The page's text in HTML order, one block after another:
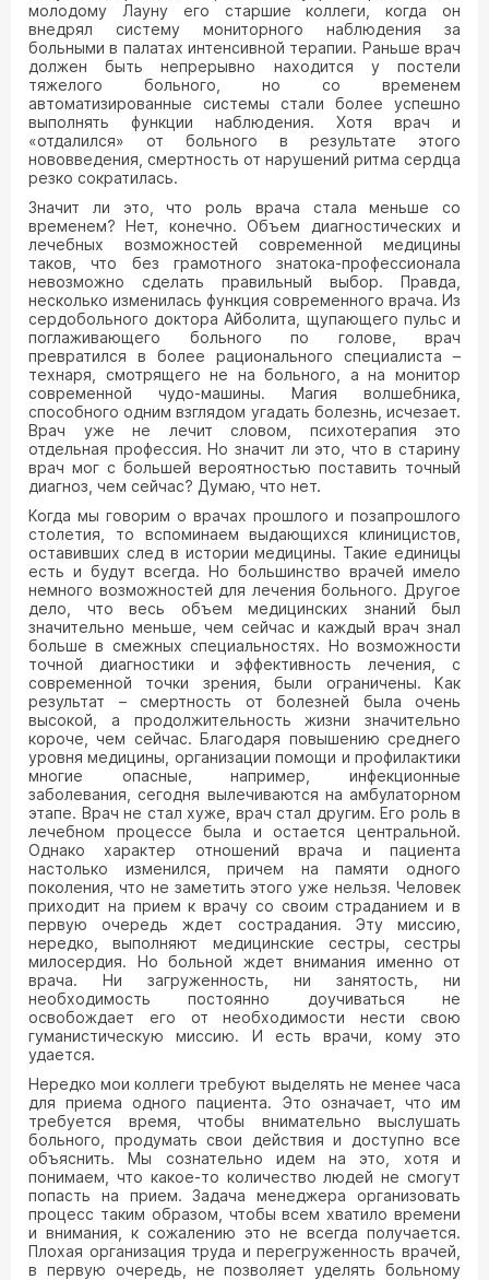
молодому Лауну его старшие коллеги, когда он
внедрял систему мониторного наблюдения за
больными в палатах интенсивной терапии. Раньше врач
должен быть непрерывно находится у постели
тяжелого больного, но со временем
автоматизированные системы стали более успешно
выполнять функции наблюдения. Хотя врач и
«отдалился» от больного в результате этого
нововведения, смертность от нарушений ритма сердца
резко сократилась.
Значит ли это, что роль врача стала меньше со
временем? Нет, конечно. Объем диагностических и
лечебных возможностей современной медицины
таков, что без грамотного знатока-профессионала
невозможно сделать правильный выбор. Правда,
несколько изменилась функция современного врача. Из
сердобольного доктора Айболита, щупающего пульс и
поглаживающего больного по голове, врач
превратился в более рационального специалиста –
технаря, смотрящего не на больного, а на монитор
современной чудо-машины. Магия волшебника,
способного одним взглядом угадать болезнь, исчезает.
Врач уже не лечит словом, психотерапия это
отдельная профессия. Но значит ли это, что в старину
врач мог с большей вероятностью поставить точный
диагноз, чем сейчас? Думаю, что нет.
Когда мы говорим о врачах прошлого и позапрошлого
столетия, то вспоминаем выдающихся клиницистов,
оставивших след в истории медицины. Такие единицы
есть и будут всегда. Но большинство врачей имело
немного возможностей для лечения больного. Другое
дело, что весь объем медицинских знаний был
значительно меньше, чем сейчас и каждый врач знал
больше в смежных специальностях. Но возможности
точной диагностики и эффективность лечения, с
современной точки зрения, были ограничены. Как
результат – смертность от болезней была очень
высокой, а продолжительность жизни значительно
короче, чем сейчас. Благодаря повышению среднего
уровня медицины, организации помощи и профилактики
многие опасные, например, инфекционные
заболевания, сегодня вылечиваются на амбулаторном
этапе. Врач не стал хуже, врач стал другим. Его роль в
лечебном процессе была и остается центральной.
Однако характер отношений врача и пациента
настолько изменился, причем на памяти одного
поколения, что не заметить этого уже нельзя. Человек
приходит на прием к врачу со своим страданием и в
первую очередь ждет сострадания. Эту миссию,
нередко, выполняют медицинские сестры, сестры
милосердия. Но больной ждет внимания именно от
врача. Ни загруженность, ни занятость, ни
необходимость постоянно доучиваться не
освобождает его от необходимости нести свою
гуманистическую миссию. И есть врачи, кому это
удается.
Нередко мои коллеги требуют выделять не менее часа
для приема одного пациента. Это означает, что им
требуется время, чтобы внимательно выслушать
больного, продумать свои действия и доступно все
объяснить. Мы сознательно идем на это, хотя и
понимаем, что какое-то количество людей не смогут
попасть на прием. Задача менеджера организовать
процесс таким образом, чтобы всем хватило времени
и внимания, к сожалению это не всегда получается.
Плохая организация труда и перегруженность врачей,
в первую очередь, не позволяет уделять больному